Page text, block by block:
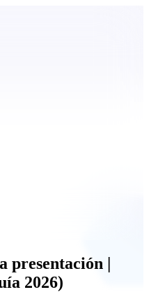
presentación |
2026)